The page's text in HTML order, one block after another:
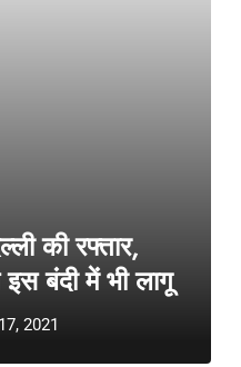
की रफ्तार,
बंदी में भी लागू
2021